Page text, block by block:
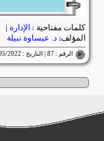
كلمات مفتاحية :الإدارة |
المؤلف:د. عيساوة نبيلة
الرقم : 87 | التاريخ : 23/05/2022 | المشاهدات :